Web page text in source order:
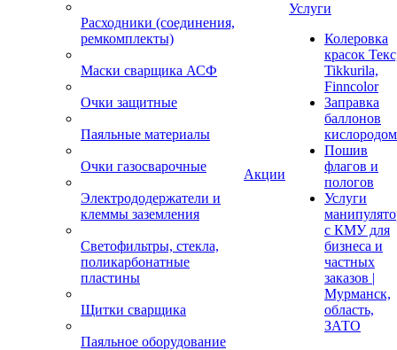
Расходники (соединения,
ремкомплекты)
Маски сварщика АСФ
Очки защитные
Паяльные материалы
Очки газосварочные
Электрододержатели и
клеммы заземления
Светофильтры, стекла,
поликарбонатные
пластины
Щитки сварщика
Паяльное оборудование
Акции
Услуги
Колеровка
красок
Tikkurila,
Finncolor
Заправка
баллонов
кислородом
Пошив
флагов и
пологов
Услуги
с КМУ для
бизнеса и
частных
заказов |
Мурманск,
область,
ЗАТО